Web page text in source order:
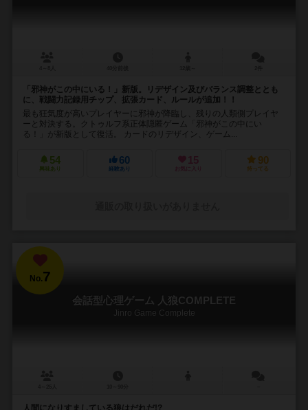
「邪神がこの中にいる！」新版。リデザイン及びバランス調整ととも
に、戦闘力記録用チップ、拡張カード、ルールが追加！！
最も狂気度が高いプレイヤーに邪神が降臨し、残りの人類側プレイヤ
ーと対決する。クトゥルフ系正体隠匿ゲーム「邪神がこの中にい
る！」が新版として復活。 カードのリデザイン、ゲーム...
54
興味あり
60
経験あり
15
お気に入り
90
持ってる
No.7
会話型心理ゲーム 人狼COMPLETE
Jinro Game Complete
人間になりすましている狼はだれだ!?